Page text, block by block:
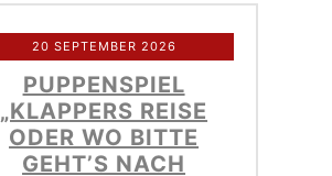
20 SEPTEMBER 2026
PUPPENSPIEL
„KLAPPERS REISE
ODER WO BITTE
GEHT’S NACH